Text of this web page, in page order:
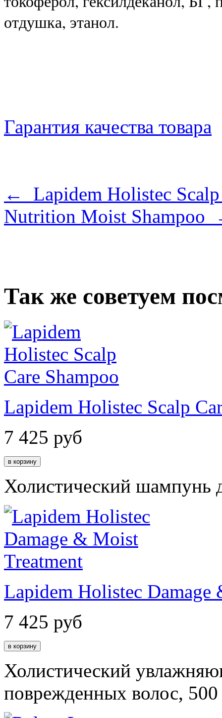
отдушка, этанол.
Гарантия качества товара
← Lapidem Holistec Scalp
Nutrition Moist
Так же советуем
Lapidem Holistec Scalp
7 425 руб
Холистический шампунь
Lapidem Holistec Damage
7 425 руб
Холистический
поврежденных волос,